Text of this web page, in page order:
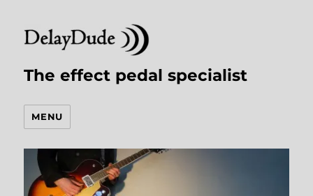
The effect pedal specialist
MENU